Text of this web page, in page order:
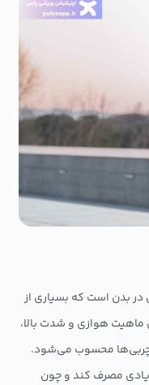
بدن است که بسیاری از
ماهیت هوازی و شدت بالا،
چربی‌ها محسوب می‌شود.
مصرف کند و چون